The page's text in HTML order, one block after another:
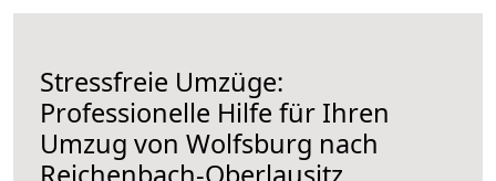
Stressfreie Umzüge:
Professionelle Hilfe für Ihren
Umzug von Wolfsburg nach